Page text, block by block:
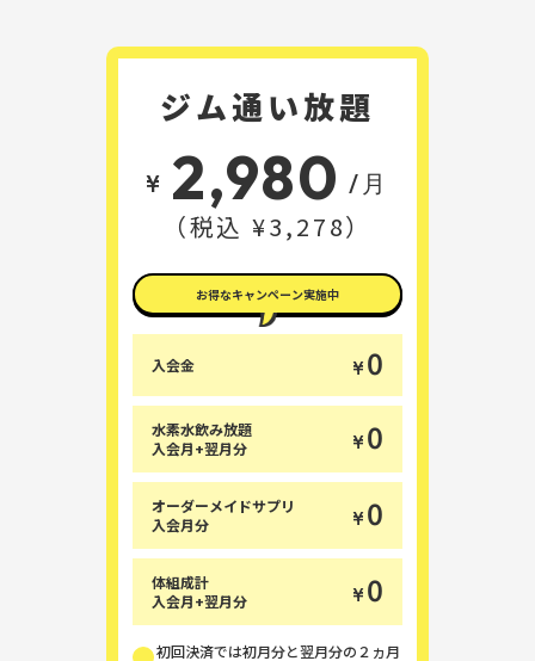
ジム通い放題
¥ 2,980 /月
（税込 ¥3,278）
お得なキャンペーン実施中
入会金 ¥ 0
水素水飲み放題
入会月+翌月分
¥ 0
オーダーメイドサプリ
入会月分
¥ 0
体組成計
入会月+翌月分
¥ 0
初回決済では初月分と翌月分の２ヵ月